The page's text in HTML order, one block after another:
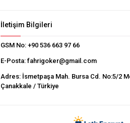
İletişim Bilgileri
GSM No: +90 536 663 97 66
E-Posta: fahrigoker@gmail.com
Adres: İsmetpaşa Mah. Bursa Cd. No:5/2
Çanakkale / Türkiye